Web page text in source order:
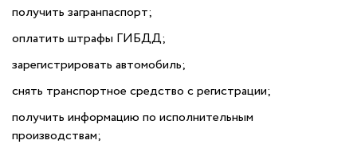
получить загранпаспорт;
оплатить штрафы ГИБДД;
зарегистрировать автомобиль;
снять транспортное средство с регистрации;
получить информацию по исполнительным
производствам;